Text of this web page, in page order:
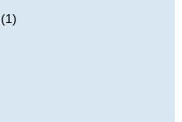
(1)